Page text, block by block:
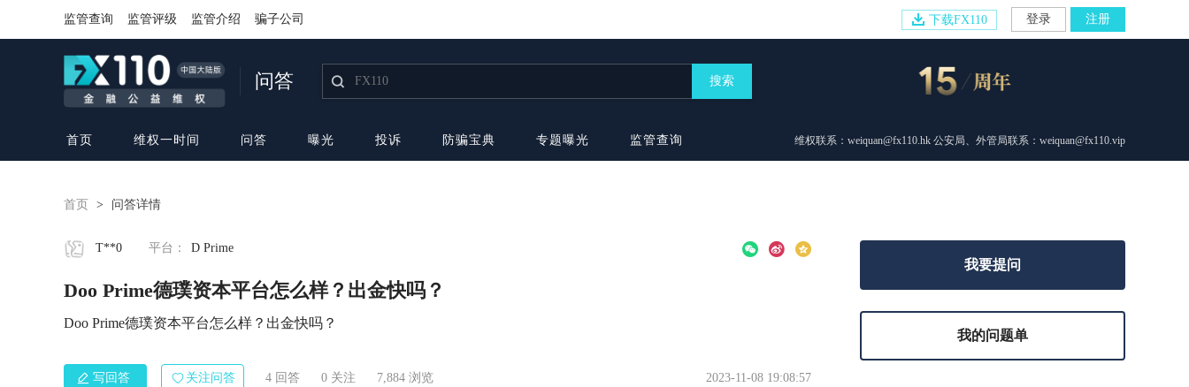
监管查询 监管评级 监管介绍 骗子公司 登录 注册
下载FX110
问答 搜索
首页 维权一时间 问答 曝光 投诉 防骗宝典 专题曝光 监管查询 维权联系：weiquan@fx110.hk 公安局、外管局联系：weiquan@fx110.vip
首页 > 问答详情
T**0 平台： D Prime
Doo Prime德璞资本平台怎么样？出金快吗？
Doo Prime德璞资本平台怎么样？出金快吗？
写回答 关注问答 4 回答 0 关注 7,884 浏览 2023-11-08 19:08:57
我要提问
我的问题单